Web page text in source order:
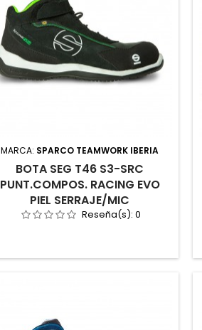
MARCA: SPARCO TEAMWORK IBERIA
BOTA SEG T46 S3-SRC
PUNT.COMPOS. RACING EVO
PIEL SERRAJE/MIC
Reseña(s):0